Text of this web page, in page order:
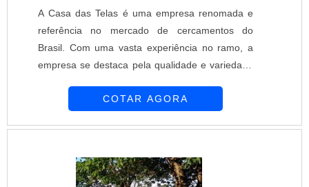
A Casa das Telas é uma empresa renomada e
referência no mercado de cercamentos do
Brasil. Com uma vasta experiência no ramo, a
empresa se destaca pela qualidade e variedade
ferro.O gradil de ferro é uma opção de
por painéis de ferro interligados, formando uma
COTAR AGORA